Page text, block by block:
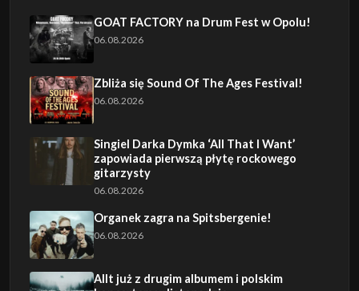
GOAT FACTORY na Drum Fest w Opolu!
06.08.2026
Zbliża się Sound Of The Ages Festival!
06.08.2026
Singiel Darka Dymka ‘All That I Want’
zapowiada pierwszą płytę rockowego
gitarzysty
06.08.2026
Organek zagra na Spitsbergenie!
06.08.2026
Allt już z drugim albumem i polskim